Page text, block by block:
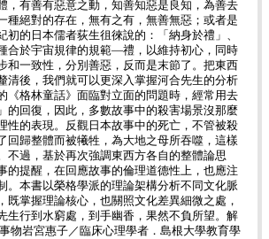
，有善有惡意之動，知善知惡是良知，為善去
種絕對的存在，無有之有，無善無惡；或者是
初的日本儒者荻生徂徠說的：「納身於禮」、
合於宇宙規律的規範—禮，以維持初心，同時
和一致性，分別善惡，反而是末節了。把東西
清後，我們就可以更深入掌握河合先生的分析
《格林童話》面臨對立面的問題時，經常用去
的回復，因此，多數故事中的殺害場景沒那麼
性的表現。反觀日本故事中的死亡，不管被殺
回歸整體而被犧牲，為大地之母所吞噬，這樣
不過，基於再次強調東西方各自的整體論思
的提醒，在回應故事的倫理道德性上，也應注
。本書以榮格學派的理論架構分析不同文化脈
既掌握理論核心，也關照文化差異細微之處，
生行到水窮處，到手幽香，果然不負所望。解
物岩宮惠子／臨床心理學者．島根大學教育學